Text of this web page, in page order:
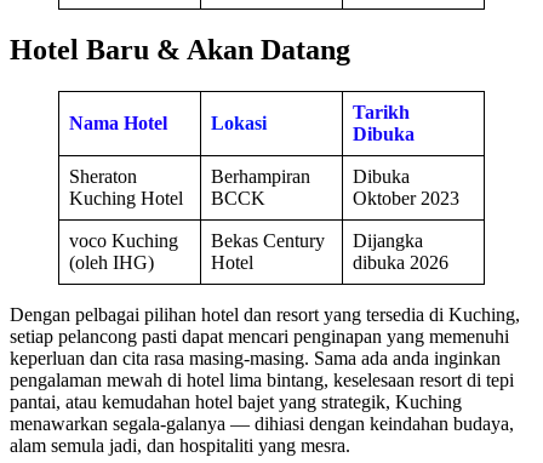
Hotel Baru & Akan Datang
Nama Hotel Lokasi
Tarikh
Dibuka
Sheraton
Kuching Hotel
Berhampiran
BCCK
Dibuka
Oktober 2023
voco Kuching
(oleh IHG)
Bekas Century
Hotel
Dijangka
dibuka 2026
Dengan pelbagai pilihan hotel dan resort yang tersedia di Kuching,
setiap pelancong pasti dapat mencari penginapan yang memenuhi
keperluan dan cita rasa masing-masing. Sama ada anda inginkan
pengalaman mewah di hotel lima bintang, keselesaan resort di tepi
pantai, atau kemudahan hotel bajet yang strategik, Kuching
menawarkan segala-galanya — dihiasi dengan keindahan budaya,
alam semula jadi, dan hospitaliti yang mesra.